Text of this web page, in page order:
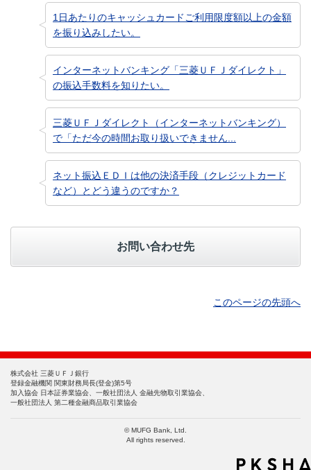
1日あたりのキャッシュカードご利用限度額以上の金額
を振り込みしたい。
インターネットバンキング「三菱ＵＦＪダイレクト」
の振込手数料を知りたい。
三菱ＵＦＪダイレクト（インターネットバンキング）
で「ただ今の時間お取り扱いできません...
ネット振込ＥＤＩは他の決済手段（クレジットカード
など）とどう違うのですか？
お問い合わせ先
このページの先頭へ
株式会社 三菱ＵＦＪ銀行
登録金融機関 関東財務局長(登金)第5号
加入協会 日本証券業協会、一般社団法人 金融先物取引業協会、
一般社団法人 第二種金融商品取引業協会
© MUFG Bank, Ltd.
All rights reserved.